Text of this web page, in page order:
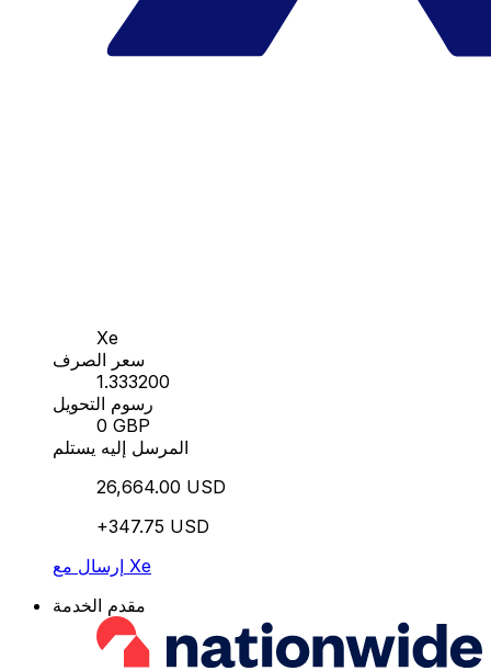
Xe
سعر الصرف
1.333200
رسوم التحويل
0 GBP
المرسل إليه يستلم
26,664.00 USD
+347.75 USD
إرسال مع Xe
مقدم الخدمة